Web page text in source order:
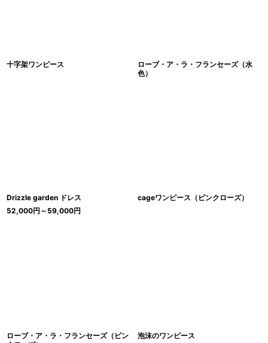
十字架ワンピース
ローブ・ア・ラ・フランセーズ（水
色）
Drizzle garden ドレス
52,000円 ～59,000円
cageワンピース（ピンクローズ）
ローブ・ア・ラ・フランセーズ（ピン
泡沫のワンピース